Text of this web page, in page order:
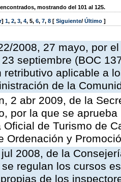
mostrando del 101 al 125.
] 1, 2, 3, 4, 5, 6, 7, 8 [ Siguiente/ Último ]
2008, 27 mayo, por
septiembre (BOC
retributivo aplicable a
de la
2 abr 2009, de la
por la que se
Oficial de Turismo de
Ordenación y
2008, de la
regulan los cursos
de los